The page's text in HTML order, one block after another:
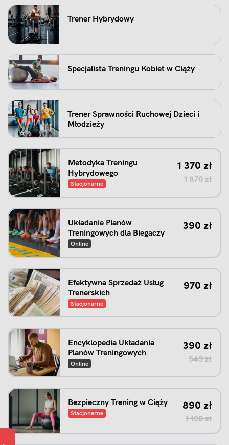
Trener Hybrydowy
Specjalista Treningu Kobiet w Ciąży
Trener Sprawności Ruchowej Dzieci i
Młodzieży
Metodyka Treningu
Hybrydowego
Stacjonarne 1 870zł
Pierwotna
1 370 zł
Aktualna
Układanie Planów
Treningowych dla Biegaczy
Online
390 zł
Efektywna Sprzedaż Usług
Trenerskich
Stacjonarne
970 zł
Encyklopedia Układania
Planów Treningowych
Online 549zł
390 zł
Aktualna
Bezpieczny Trening w Ciąży
Stacjonarne 1 190zł
890 zł
Aktualna